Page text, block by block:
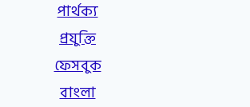
পার্থক্য
প্রযুক্তি
ফেসবুক
বাংলা